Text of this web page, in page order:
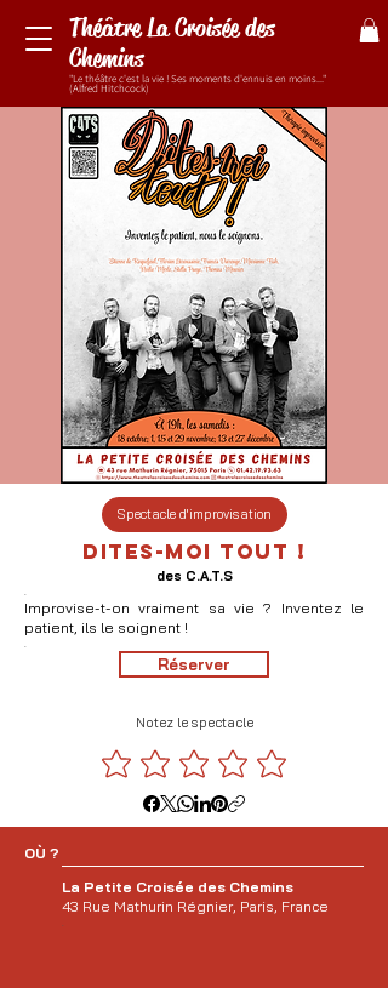
Théâtre La Croisée des
Chemins
"Le théâtre c'est la vie ! Ses moments d'ennuis en moins..."
(Alfred Hitchcock)
Spectacle d'improvisation
DITES-MOI TOUT !
des C.A.T.S
.
Improvise-t-on vraiment sa vie ? Inventez le
patient, ils le soignent !
.
Réserver
Notez le spectacle
OÙ ?
La Petite Croisée des Chemins
43 Rue Mathurin Régnier, Paris, France
.